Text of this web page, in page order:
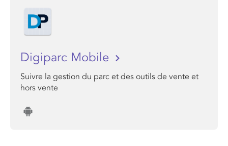
Digiparc Mobile
Suivre la gestion du parc et des outils de vente et
hors vente